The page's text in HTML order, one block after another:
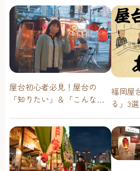
屋台初心者必見！屋台の
「知りたい」＆「こんな時
問に答えます！
福岡屋
る」3
台通！